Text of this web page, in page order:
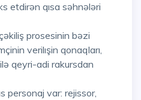
etdirən qısa səhnələri
prosesinin bəzi
verilışin qonaqları,
qeyri-adi rakursdan
personaj var: rejissor,